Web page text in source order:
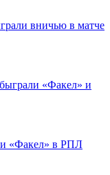
вничью в матче
«Факел» и
«Факел» в РПЛ